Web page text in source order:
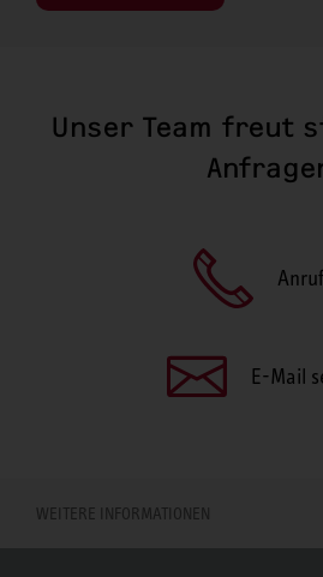
Unser Team freut
E-Mail
WEITERE INFORMATIONEN